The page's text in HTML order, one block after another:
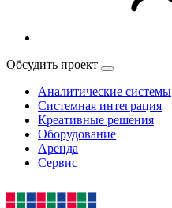
Обсудить проект
Аналитические системы
Системная интеграция
Креативные решения
Оборудование
Аренда
Сервис